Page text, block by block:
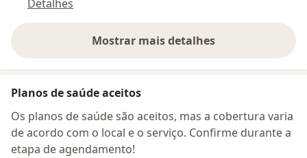
Detalhes
Mostrar mais detalhes
sobre o endereço
Planos de saúde aceitos
Os planos de saúde são aceitos, mas a cobertura varia
de acordo com o local e o serviço. Confirme durante a
etapa de agendamento!